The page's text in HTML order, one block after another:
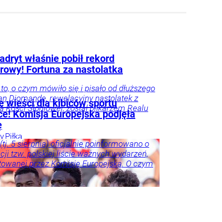
właśnie pobił rekord
Fortuna za nastolatka
o czym mówiło się i pisało od dłuższego
Diomande, rewelacyjny nastolatek z
Kości Słoniowej, został piłkarzem Realu
Piłka
wieści dla kibiców sportu
Komisja Europejska podjęła
5 sierpnia) oficjalnie poinformowano o
tzw. polskiej liście ważnych wydarzeń,
przez Komisję Europejską. O czym